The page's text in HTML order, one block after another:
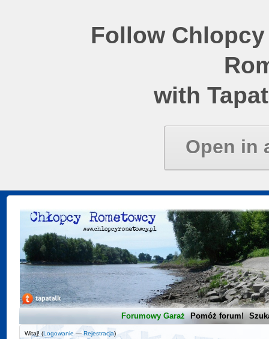
Follow
with
Open in
Forumowy Garaż Pomóż forum!
Witaj! (Logowanie —Rejestracja)